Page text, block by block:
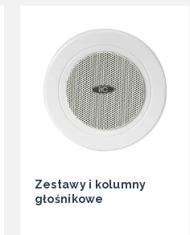
Zestawy i kolumny
głośnikowe